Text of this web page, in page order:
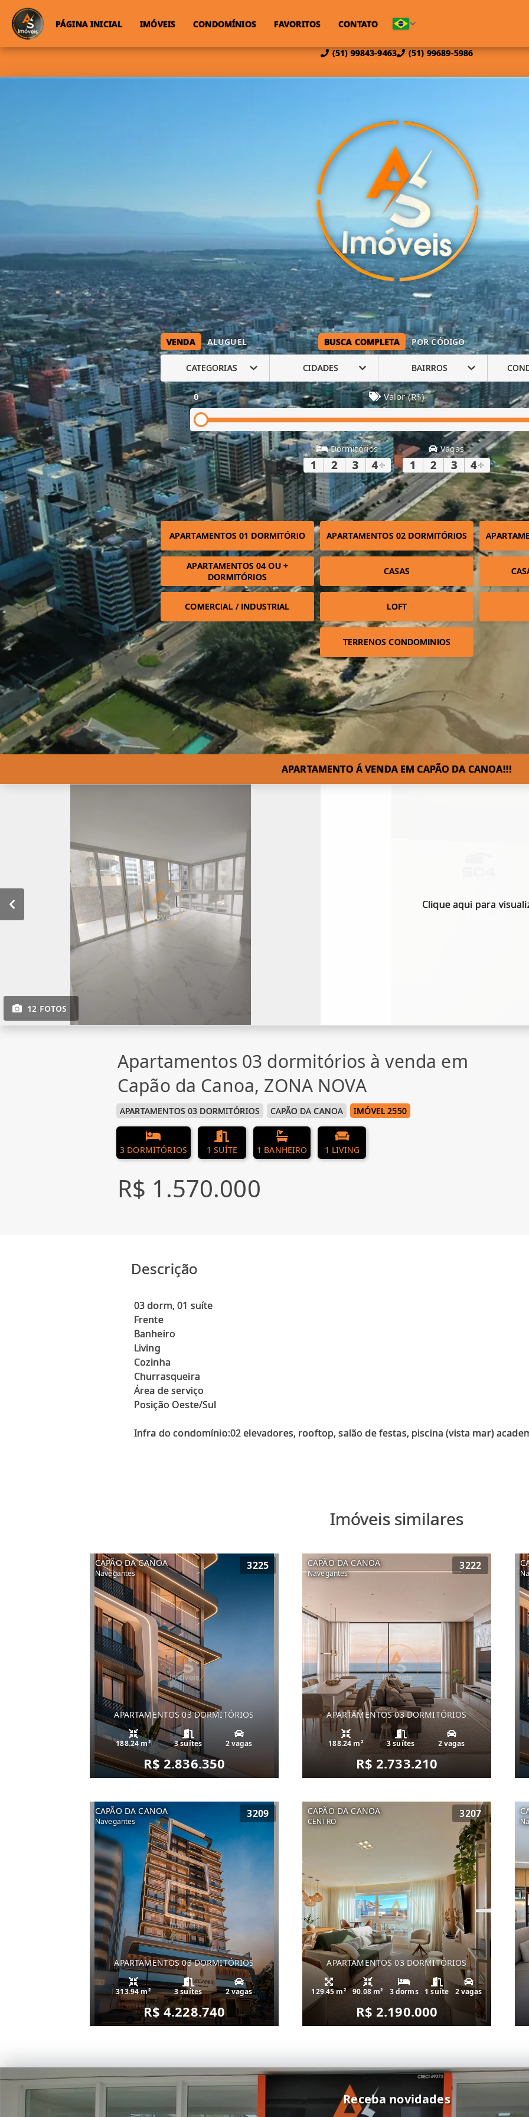
(51) 99843-9463 (51) 99689-5986
PÁGINA INICIAL IMÓVEIS CONDOMÍNIOS FAVORITOS CONTATO
VENDA ALUGUEL BUSCA COMPLETA POR CÓDIGO
CATEGORIAS CIDADES BAIRROS
0 Valor (R$)
Dormitórios
1 2 3 4+
Vagas
1 2 3 4+
APARTAMENTOS 01 DORMITÓRIO APARTAMENTOS 02 DORMITÓRIOS
APARTAMENTOS 04 OU +
DORMITÓRIOS
CASAS
COMERCIAL / INDUSTRIAL LOFT
TERRENOS CONDOMINIOS
APARTAMENTO Á VENDA EM CAPÃO DA CANOA!!!
12 FOTOS
Clique aqui para
Apartamentos 03 dormitórios à venda em
Capão da Canoa, ZONA NOVA
APARTAMENTOS 03 DORMITÓRIOS CAPÃO DA CANOA IMÓVEL 2550
3 DORMITÓRIOS 1 SUÍTE 1 BANHEIRO 1 LIVING
R$ 1.570.000
Descrição
03 dorm, 01 suíte
Frente
Banheiro
Living
Cozinha
Churrasqueira
Área de serviço
Posição Oeste/Sul
Infra do condomínio:02 elevadores, rooftop, salão de festas, piscina (vista mar)
Imóveis similares
CAPÃO DA CANOA
Navegantes
3225
APARTAMENTOS 03 DORMITÓRIOS
188.24 m² 3 suítes 2 vagas
R$ 2.836.350
CAPÃO DA CANOA
Navegantes
3222
APARTAMENTOS 03 DORMITÓRIOS
188.24 m² 3 suítes 2 vagas
R$ 2.733.210
CAPÃO DA CANOA
Navegantes
3209
APARTAMENTOS 03 DORMITÓRIOS
313.94 m² 3 suítes 2 vagas
R$ 4.228.740
CAPÃO DA CANOA
CENTRO
3207
APARTAMENTOS 03 DORMITÓRIOS
129.45 m² 90.08 m² 3 dorms 1 suíte 2 vagas
R$ 2.190.000
Receba novidades